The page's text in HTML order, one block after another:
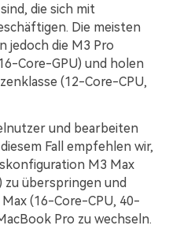
die sich mit
Die meisten
jedoch die M3 Pro
Core-GPU) und holen
(12-Core-CPU,
und bearbeiten
Fall empfehlen wir,
M3 Max
zu überspringen und
(16-Core-CPU, 40-
Pro zu wechseln.